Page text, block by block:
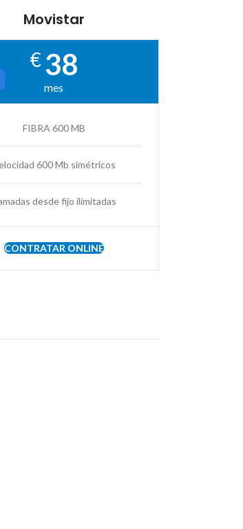
Movistar
€38
mes
FIBRA 600 MB
600 Mb simétricos
desde fijo ilimitadas
CONTRATAR ONLINE